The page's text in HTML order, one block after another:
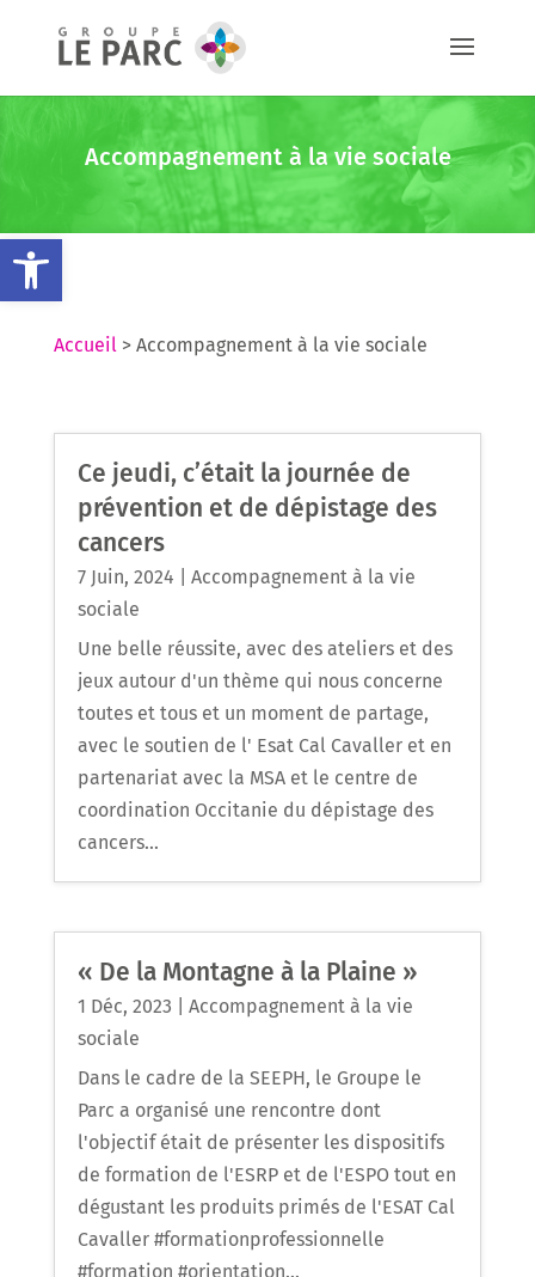
Ouvrir la barre d’outils
Accompagnement à la vie sociale
Accueil> Accompagnement à la vie sociale
Ce jeudi, c’était la journée de
prévention et de dépistage des
cancers
7 Juin, 2024
Accompagnement à la vie
sociale
Une belle réussite, avec des ateliers et des
jeux autour d'un thème qui nous concerne
toutes et tous et un moment de partage,
avec le soutien de l' Esat Cal Cavaller et en
partenariat avec la MSA et le centre de
coordination Occitanie du dépistage des
cancers...
« De la Montagne à la Plaine »
1 Déc, 2023
Accompagnement à la vie
sociale
Dans le cadre de la SEEPH, le Groupe le
Parc a organisé une rencontre dont
l'objectif était de présenter les dispositifs
de formation de l'ESRP et de l'ESPO tout en
dégustant les produits primés de l'ESAT Cal
Cavaller #formationprofessionnelle
#formation #orientation...